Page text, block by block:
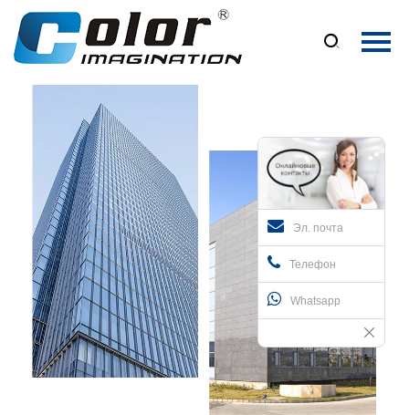

Главная
Продукция
Новости
Контакты
Эл. почта
Телефон
Whatsapp